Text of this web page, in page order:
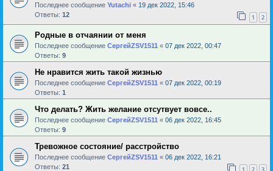
Последнее сообщение Yutachi « 19 дек 2022, 15:46
Ответы: 12 1 2
Родные в отчаянии от меня
Последнее сообщение СергейZSV1511 « 07 дек 2022, 00:47
Ответы: 9
Не нравится жить такой жизнью
Последнее сообщение СергейZSV1511 « 07 дек 2022, 00:19
Ответы: 1
Что делать? Жить желание отсутвует вовсе..
Последнее сообщение СергейZSV1511 « 06 дек 2022, 16:45
Ответы: 9
Тревожное состояние/ расстройство
Последнее сообщение СергейZSV1511 « 06 дек 2022, 16:21
Ответы: 21 1 2 3